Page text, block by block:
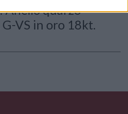
quarzo -
VS in oro 18kt.